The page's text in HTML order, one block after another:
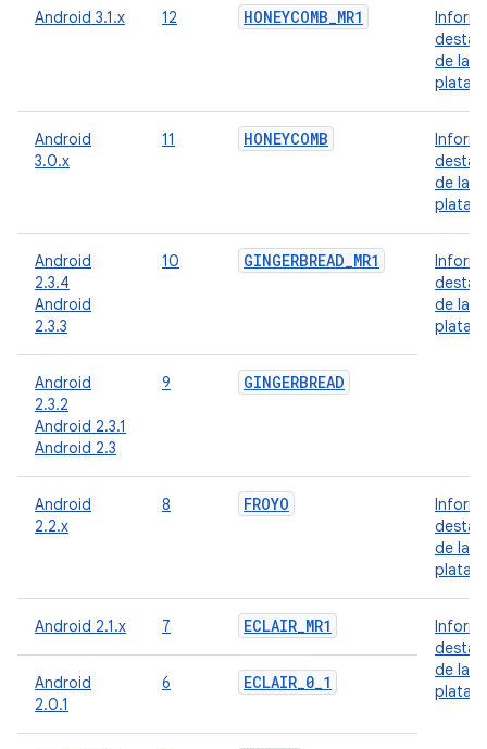
Android 3.1.x 12 HONEYCOMB_MR1
de la
Android
3.0.x
11 HONEYCOMB
de la
Android
2.3.4
Android
2.3.3
10 GINGERBREAD_MR1
de la
Android
2.3.2
Android 2.3.1
Android 2.3
9 GINGERBREAD
Android
2.2.x
8 FROYO
de la
Android 2.1.x 7 ECLAIR_MR1
de la
Android
2.0.1
6 ECLAIR_0_1